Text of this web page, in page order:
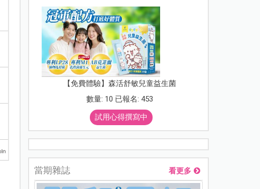
【免費體驗】森活舒敏兒童益生菌
數量: 10 已報名: 453
試用心得撰寫中
當期雜誌 看更多